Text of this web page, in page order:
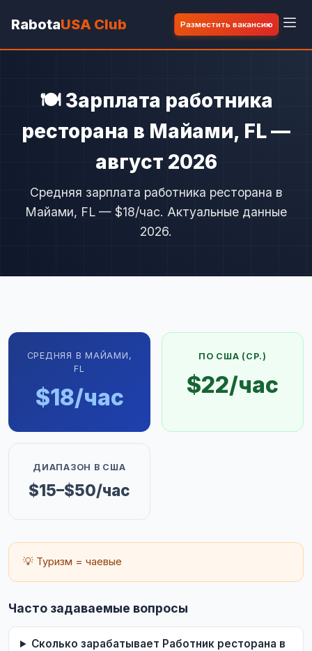
RabotaUSA Club Разместить вакансию
🍽️ Зарплата работника
ресторана в Майами, FL —
август 2026
Средняя зарплата работника ресторана в
Майами, FL — $18/час. Актуальные данные
2026.
СРЕДНЯЯ В МАЙАМИ,
FL
$18/час
ПО США (СР.)
$22/час
ДИАПАЗОН В США
$15–$50/час
💡 Туризм = чаевые
Часто задаваемые вопросы
Сколько зарабатывает Работник ресторана в